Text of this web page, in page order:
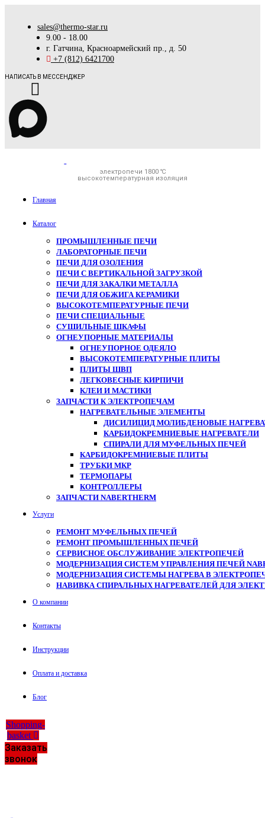
sales@thermo-star.ru
9.00 - 18.00
г. Гатчина, Красноармейский пр., д. 50
+7 (812) 6421700
НАПИСАТЬ В МЕССЕНДЖЕР
электропечи 1800 ℃
высокотемпературная изоляция
Главная
Каталог
ПРОМЫШЛЕННЫЕ ПЕЧИ
ЛАБОРАТОРНЫЕ ПЕЧИ
ПЕЧИ ДЛЯ ОЗОЛЕНИЯ
ПЕЧИ С ВЕРТИКАЛЬНОЙ ЗАГРУЗКОЙ
ПЕЧИ ДЛЯ ЗАКАЛКИ МЕТАЛЛА
ПЕЧИ ДЛЯ ОБЖИГА КЕРАМИКИ
ВЫСОКОТЕМПЕРАТУРНЫЕ ПЕЧИ
ПЕЧИ СПЕЦИАЛЬНЫЕ
СУШИЛЬНЫЕ ШКАФЫ
ОГНЕУПОРНЫЕ МАТЕРИАЛЫ
ОГНЕУПОРНОЕ ОДЕЯЛО
ВЫСОКОТЕМПЕРАТУРНЫЕ ПЛИТЫ
ПЛИТЫ ШВП
ЛЕГКОВЕСНЫЕ КИРПИЧИ
КЛЕИ И МАСТИКИ
ЗАПЧАСТИ К ЭЛЕКТРОПЕЧАМ
НАГРЕВАТЕЛЬНЫЕ ЭЛЕМЕНТЫ
ДИСИЛИЦИД МОЛИБДЕНОВЫЕ
КАРБИДОКРЕМНИЕВЫЕ НАГРЕВАТЕЛИ
СПИРАЛИ ДЛЯ МУФЕЛЬНЫХ ПЕЧЕЙ
КАРБИДОКРЕМНИЕВЫЕ ПЛИТЫ
ТРУБКИ МКР
ТЕРМОПАРЫ
КОНТРОЛЛЕРЫ
ЗАПЧАСТИ NABERTHERM
Услуги
РЕМОНТ МУФЕЛЬНЫХ ПЕЧЕЙ
РЕМОНТ ПРОМЫШЛЕННЫХ ПЕЧЕЙ
СЕРВИСНОЕ ОБСЛУЖИВАНИЕ ЭЛЕКТРОПЕЧЕЙ
МОДЕРНИЗАЦИЯ СИСТЕМ УПРАВЛЕНИЯ ПЕЧЕЙ
МОДЕРНИЗАЦИЯ СИСТЕМЫ НАГРЕВА В
НАВИВКА СПИРАЛЬНЫХ НАГРЕВАТЕЛЕЙ ДЛЯ
О компании
Контакты
Инструкции
Оплата и доставка
Блог
Shopping-
basket
Заказать
звонок